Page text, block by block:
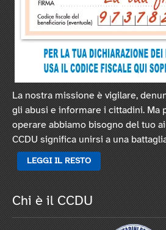
La nostra missione è vigilare,
gli abusi e informare i cittadini. Ma
operare abbiamo bisogno del tuo
CCDU significa unirsi a una
LEGGI IL RESTO
Chi è il CCDU